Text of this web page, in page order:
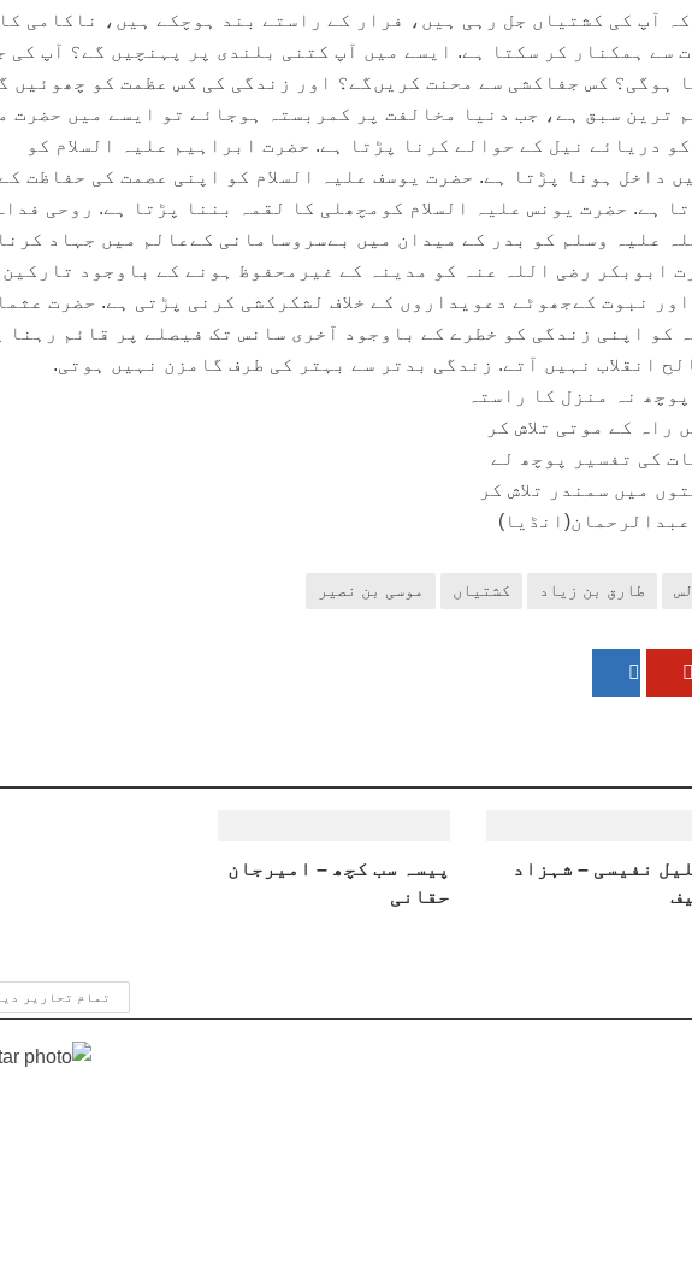
آپ کی کشتیاں جل رہی ہیں، فرار کے راستے بند ہوچکے ہیں، ناکامی
سے ہمکنار کر سکتا ہے. ایسے میں آپ کتنی بلندی پر پہنچیں گے؟ آپ کی
ہوگی؟ کس جفاکشی سے محنت کریں‌گے؟ اور زندگی کی کس عظمت کو چھوئیں
ترین سبق ہے، جب دنیا مخالفت پر کمربستہ ہوجائے تو ایسے میں حضرت
کو دریائے نیل کے حوالے کرنا پڑتا ہے. حضرت ابراہیم علیہ السلام کو
داخل ہونا پڑتا ہے. حضرت یوسف علیہ السلام کو اپنی عصمت کی حفاظت
ہے. حضرت یونس علیہ السلام کومچھلی کا لقمہ بننا پڑتا ہے. روحی
علیہ وسلم کو بدر کے میدان میں بےسروسامانی کےعالم میں جہاد
ابوبکر رضی اللہ عنہ کو مدینہ کے غیرمحفوظ ہونے کے باوجود
نبوت کےجھوٹے دعویداروں کے خلاف لشکرکشی کرنی پڑتی ہے. حضرت
کو اپنی زندگی کو خطرے کے باوجود آخری سانس تک فیصلے پر قائم رہنا
انقلاب نہیں آتے. زندگی بدتر سے بہتر کی طرف گامزن نہیں ہوتی.
نہ منزل کا راستہ
راہ کے موتی تلاش کر
کی تفسیر پوچھ لے
میں سمندر تلاش کر
طارق بن زیاد کشتیاں موسی بن نصیر
نفیسی – شہزاد
پیسہ سب کچھ – امیرجان
حقانی
تمام تحاریر